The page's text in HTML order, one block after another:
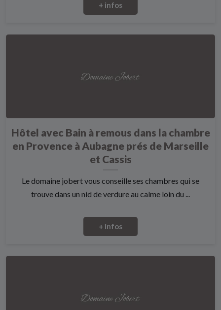
+ infos
Hôtel avec Bain à remous dans la chambre
en Provence à Aubagne prés de Marseille
et Cassis
Le domaine jobert vous conseille ses chambres qui se
trouve dans un nid de verdure au calme loin du ...
+ infos